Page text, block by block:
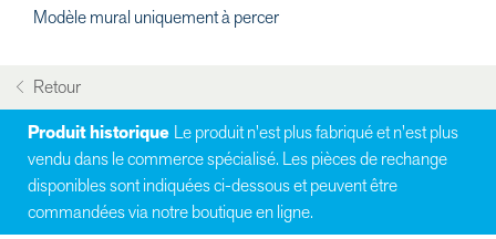
Modèle mural uniquement à percer
Retour
Produit historique Le produit n'est plus fabriqué et n'est plus
vendu dans le commerce spécialisé. Les pièces de rechange
disponibles sont indiquées ci-dessous et peuvent être
commandées via notre boutique en ligne.